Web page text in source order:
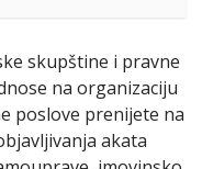
skupštine i pravne
na organizaciju
poslove prenijete na
akata